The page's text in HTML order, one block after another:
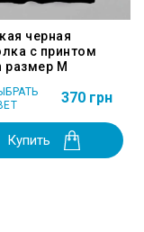
черная
с принтом
размер M
370 грн
Купить